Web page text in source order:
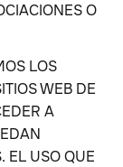
O
LOS
WEB DE
A
EL USO QUE